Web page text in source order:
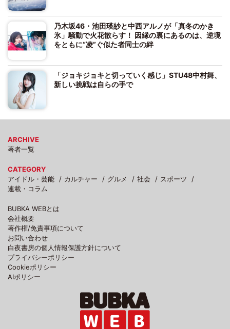
乃木坂46・池田瑛紗と中西アルノが「真冬のかき
氷」騒動で火花散らす！ 因縁の裏にあるのは、逆境
をともに“凌”ぐ似た者同士の絆
「ジョキジョキと切っていく感じ」STU48中村舞、
新しい挑戦は自らの手で
ARCHIVE
著者一覧
CATEGORY
アイドル・芸能
カルチャー グルメ 社会
スポーツ
連載・コラム
BUBKA WEBとは
会社概要
著作権/免責事項について
お問い合わせ
白夜書房の個人情報保護方針について
プライバシーポリシー
Cookieポリシー
AIポリシー